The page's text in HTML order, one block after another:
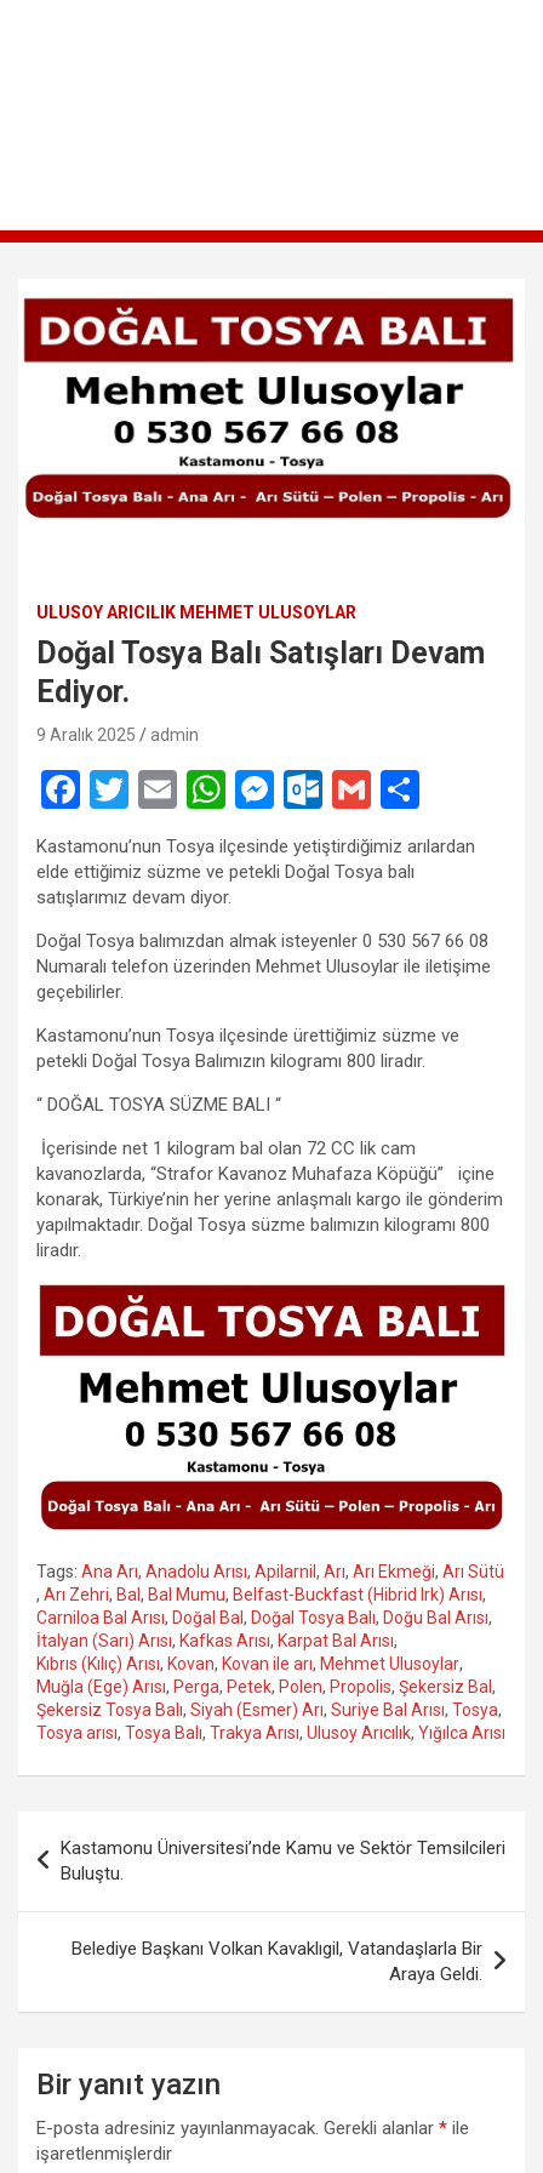
ULUSOY ARICILIK MEHMET ULUSOYLAR
Doğal Tosya Balı Satışları Devam
Ediyor.
9 Aralık 2025 admin
F
ce
b
o
o
k
T
wi
tt
er
E
ail
W
at
s
A
p
p
M
es
se
g
er
O
ut
lo
k.
c
o
m
G
m
ail
h
ar
Kastamonu’nun Tosya ilçesinde yetiştirdiğimiz arılardan
elde ettiğimiz süzme ve petekli Doğal Tosya balı
satışlarımız devam diyor.
Doğal Tosya balımızdan almak isteyenler 0 530 567 66 08
Numaralı telefon üzerinden Mehmet Ulusoylar ile iletişime
geçebilirler.
Kastamonu’nun Tosya ilçesinde ürettiğimiz süzme ve
petekli Doğal Tosya Balımızın kilogramı 800 liradır.
“ DOĞAL TOSYA SÜZME BALI “
İçerisinde net 1 kilogram bal olan 72 CC lik cam
kavanozlarda, “Strafor Kavanoz Muhafaza Köpüğü” içine
konarak, Türkiye’nin her yerine anlaşmalı kargo ile gönderim
yapılmaktadır. Doğal Tosya süzme balımızın kilogramı 800
liradır.
Tags: Ana Arı, Anadolu Arısı, Apilarnil , Arı, Arı Ekmeği, Arı Sütü
, Arı Zehri, Bal, Bal Mumu, Belfast-Buckfast (Hibrid Irk) Arısı,
Carniloa Bal Arısı, Doğal Bal, Doğal Tosya Balı, Doğu Bal Arısı,
İtalyan (Sarı) Arısı, Kafkas Arısı, Karpat Bal Arısı,
Kıbrıs (Kılıç) Arısı, Kovan, Kovan ile arı, Mehmet Ulusoylar,
Muğla (Ege) Arısı, Perga, Petek, Polen, Propolis, Şekersiz Bal,
Şekersiz Tosya Balı, Siyah (Esmer) Arı, Suriye Bal Arısı, Tosya,
Tosya arısı, Tosya Balı, Trakya Arısı, Ulusoy Arıcılık, Yığılca Arısı
gezinmesi
Kastamonu Üniversitesi’nde Kamu ve Sektör Temsilcileri
Buluştu.
Belediye Başkanı Volkan Kavaklıgil, Vatandaşlarla Bir
Araya Geldi.
Bir yanıt yazın
E-posta adresiniz yayınlanmayacak. Gerekli alanlar * ile
işaretlenmişlerdir